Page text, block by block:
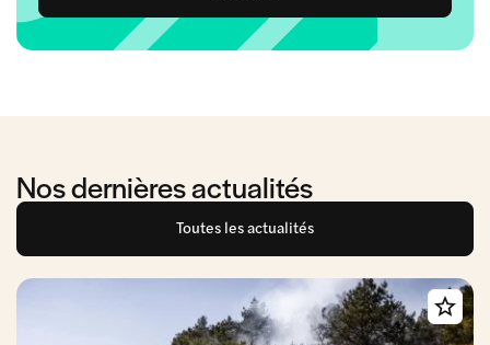
Nos dernières actualités
Toutes les actualités